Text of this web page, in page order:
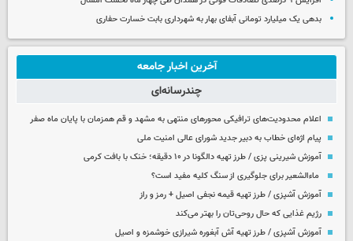
بدهی یک میلیارد تومانی آبفای بهار به شهرداری بابت خسارت حفاری
آخرین اخبار جامعه
چندرسانه‌ای
اعلام محدودیت‌های ترافیکی محورهای منتهی به مشهد و قم همزمان با پایان ماه صفر
پیام اژه‌ای خطاب به دبیر جدید شورای عالی امنیت ملی
آموزش شیرینی پزی / طرز تهیه دالگونا در ۱۰ دقیقه؛ خنک با بافت کرمی
ماءالشعیر برای جلوگیری از سنگ کلیه مفید است؟
آموزش آشپزی / طرز تهیه قیمه نجفی اصیل + رمز و راز
رژیم غذایی که حال روحی‌تان را بهتر می‌کند
آموزش آشپزی / طرز تهیه آش آبغوره شیرازی خوشمزه و اصیل